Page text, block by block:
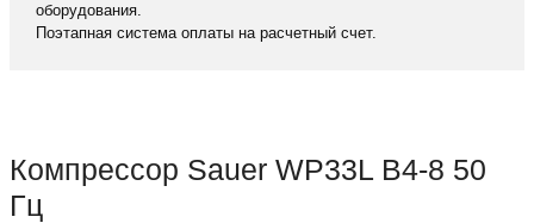
оборудования.
Поэтапная система оплаты на расчетный счет.
Компрессор Sauer WP33L B4-8 50
Гц